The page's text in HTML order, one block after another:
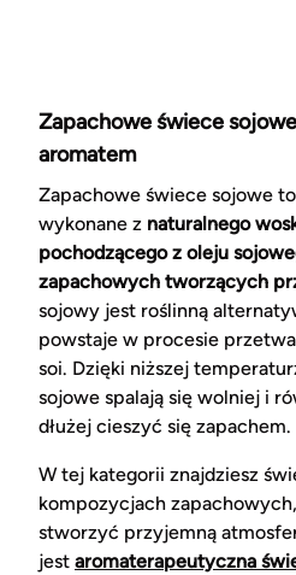
Zapachowe świece
aromatem
Zapachowe świece sojowe
wykonane z naturalnego
pochodzącego z oleju
zapachowych tworzących
sojowy jest roślinną
powstaje w procesie
soi. Dzięki niższej
sojowe spalają się wolniej i
dłużej cieszyć się zapachem.
W tej kategorii znajdziesz
kompozycjach
stworzyć przyjemną
jest aromaterapeutyczna